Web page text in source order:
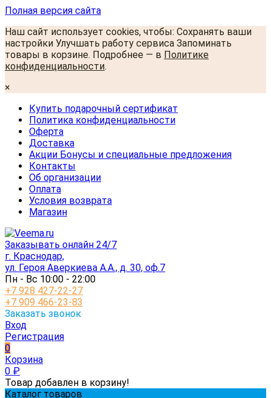
Полная версия сайта
Наш сайт использует cookies, чтобы: Сохранять ваши
настройки Улучшать работу сервиса Запоминать
товары в корзине. Подробнее — в Политике
конфиденциальности.
×
Купить подарочный сертификат
Политика конфиденциальности
Оферта
Доставка
Акции Бонусы и специальные предложения
Контакты
Об организации
Оплата
Условия возврата
Магазин
Заказывать онлайн 24/7
г. Краснодар,
ул. Героя Аверкиева А.А., д. 30, оф.7
Пн - Вс 10:00 - 22:00
+7 928 427-22-27
+7 909 466-23-83
Заказать звонок
Вход
Регистрация
0
Корзина
0 ₽
Товар добавлен в корзину!
Каталог товаров